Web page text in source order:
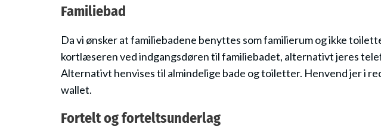
Familiebad
Da vi ønsker at familiebadene benyttes som familierum og ikke
kortlæseren ved indgangsdøren til familiebadet, alternativt jeres
Alternativt henvises til almindelige bade og toiletter. Henvend jer i
wallet.
Fortelt og forteltsunderlag